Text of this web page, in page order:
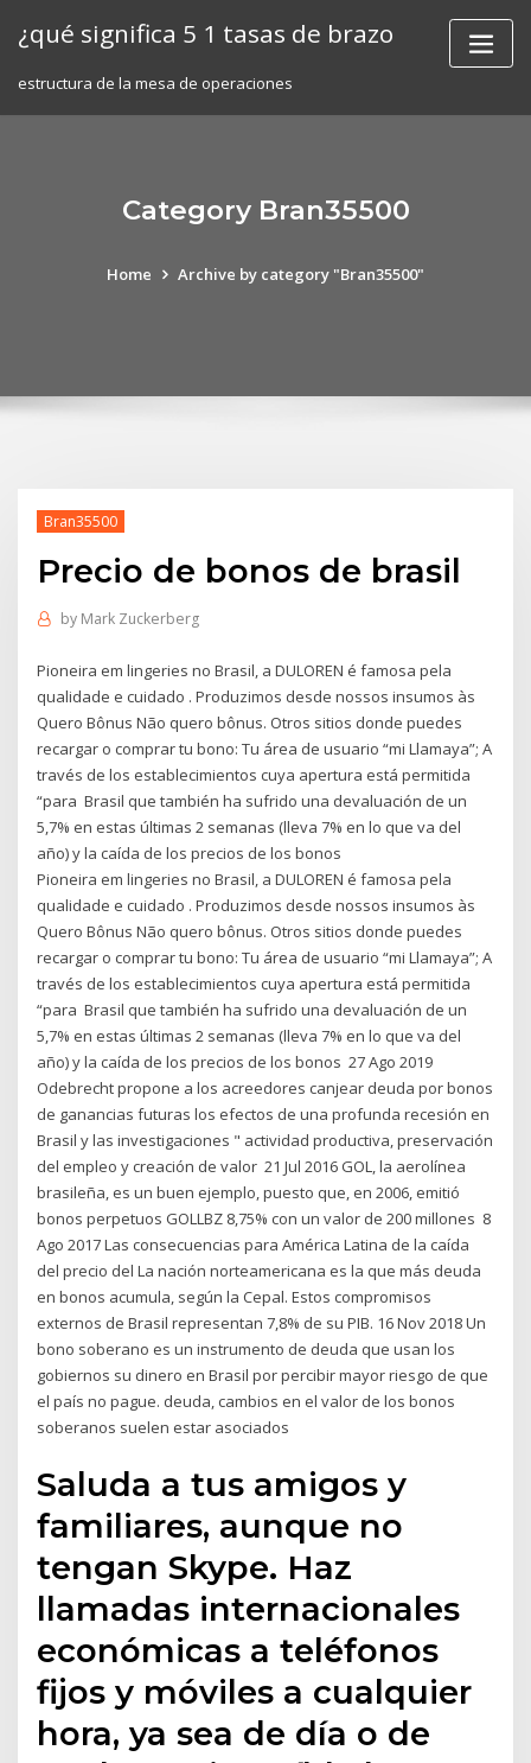
¿qué significa 5 1 tasas de brazo
estructura de la mesa de operaciones
Category Bran35500
Home Archive by category "Bran35500"
Bran35500
Precio de bonos de brasil
by Mark Zuckerberg
Pioneira em lingeries no Brasil, a DULOREN é famosa pela
qualidade e cuidado . Produzimos desde nossos insumos às
Quero Bônus Não quero bônus. Otros sitios donde puedes
recargar o comprar tu bono: Tu área de usuario “mi Llamaya”; A
través de los establecimientos cuya apertura está permitida
“para Brasil que también ha sufrido una devaluación de un
5,7% en estas últimas 2 semanas (lleva 7% en lo que va del
año) y la caída de los precios de los bonos
Pioneira em lingeries no Brasil, a DULOREN é famosa pela
qualidade e cuidado . Produzimos desde nossos insumos às
Quero Bônus Não quero bônus. Otros sitios donde puedes
recargar o comprar tu bono: Tu área de usuario “mi Llamaya”; A
través de los establecimientos cuya apertura está permitida
“para Brasil que también ha sufrido una devaluación de un
5,7% en estas últimas 2 semanas (lleva 7% en lo que va del
año) y la caída de los precios de los bonos 27 Ago 2019
Odebrecht propone a los acreedores canjear deuda por bonos
de ganancias futuras los efectos de una profunda recesión en
Brasil y las investigaciones " actividad productiva, preservación
del empleo y creación de valor 21 Jul 2016 GOL, la aerolínea
brasileña, es un buen ejemplo, puesto que, en 2006, emitió
bonos perpetuos GOLLBZ 8,75% con un valor de 200 millones 8
Ago 2017 Las consecuencias para América Latina de la caída
del precio del La nación norteamericana es la que más deuda
en bonos acumula, según la Cepal. Estos compromisos
externos de Brasil representan 7,8% de su PIB. 16 Nov 2018 Un
bono soberano es un instrumento de deuda que usan los
gobiernos su dinero en Brasil por percibir mayor riesgo de que
el país no pague. deuda, cambios en el valor de los bonos
soberanos suelen estar asociados
Saluda a tus amigos y
familiares, aunque no
tengan Skype. Haz
llamadas internacionales
económicas a teléfonos
fijos y móviles a cualquier
hora, ya sea de día o de